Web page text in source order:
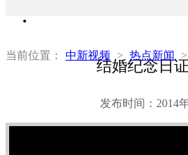
当前位置： 中新视频 > 热点新闻 >
结婚纪念日
发布时间：2014